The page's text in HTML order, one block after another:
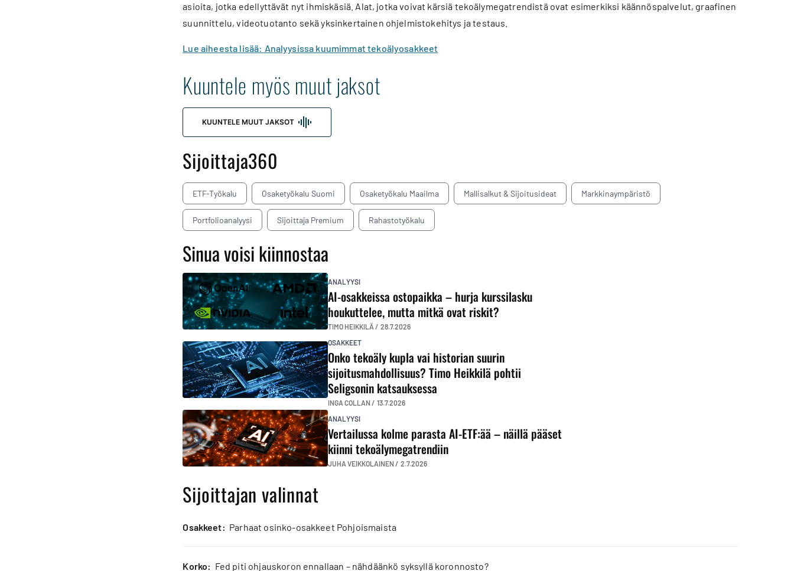
asioita, jotka edellyttävät nyt ihmiskäsiä. Alat, jotka voivat kärsiä tekoälymegatrendistä ovat esimerkiksi käännöspalvelut, graafinen
suunnittelu, videotuotanto sekä yksinkertainen ohjelmistokehitys ja testaus.
Lue aiheesta lisää: Analyysissa kuumimmat tekoälyosakkeet
Kuuntele myös muut jaksot
KUUNTELE MUUT JAKSOT
Sijoittaja360
ETF-Työkalu Osaketyökalu Suomi Osaketyökalu Maailma Mallisalkut & Sijoitusideat Markkinaympäristö
Portfolioanalyysi Sijoittaja Premium Rahastotyökalu
Sinua voisi kiinnostaa
ANALYYSI
AI-osakkeissa ostopaikka – hurja kurssilasku
houkuttelee, mutta mitkä ovat riskit?
TIMO HEIKKILÄ / 28.7.2026
OSAKKEET
Onko tekoäly kupla vai historian suurin
sijoitusmahdollisuus? Timo Heikkilä pohtii
Seligsonin katsauksessa
INGA COLLAN / 13.7.2026
ANALYYSI
Vertailussa kolme parasta AI-ETF:ää – näillä pääset
kiinni tekoälymegatrendiin
JUHA VEIKKOLAINEN / 2.7.2026
Sijoittajan valinnat
osakkeet: Parhaat osinko-osakkeet Pohjoismaista
korko: Fed piti ohjauskoron ennallaan – nähdäänkö syksyllä koronnosto?